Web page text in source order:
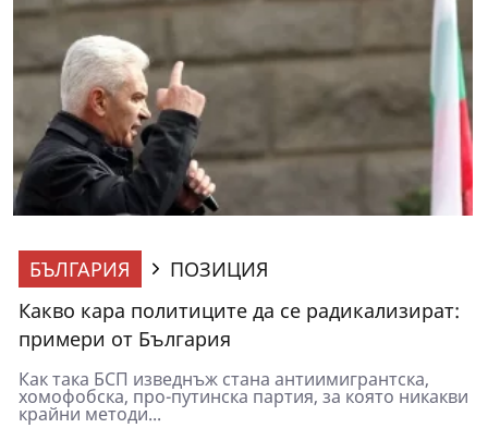
БЪЛГАРИЯ
ПОЗИЦИЯ
Какво кара политиците да се радикализират:
примери от България
Как така БСП изведнъж стана антиимигрантска,
хомофобска, про-путинска партия, за която никакви
крайни методи...